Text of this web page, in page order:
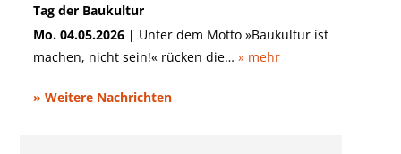
Tag der Baukultur
Mo. 04.05.2026 | Unter dem Motto »Baukultur ist
machen, nicht sein!« rücken die…» mehr
» Weitere Nachrichten